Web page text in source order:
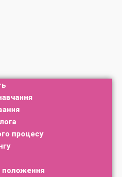
процесу
положення